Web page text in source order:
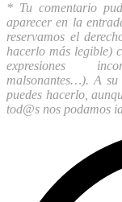
* Tu comentario
aparecer en la
reservamos el
hacerlo más legible)
expresiones
malsonantes…). A su
puedes hacerlo,
tod@s nos podamos